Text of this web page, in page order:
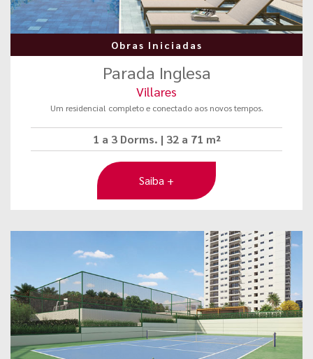
Obras Iniciadas
Parada Inglesa
Villares
Um residencial completo e conectado aos novos tempos.
1 a 3 Dorms. | 32 a 71 m²
Saiba +